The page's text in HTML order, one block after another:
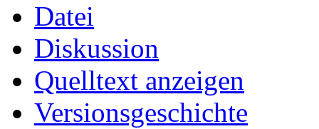
Datei
Diskussion
Quelltext anzeigen
Versionsgeschichte